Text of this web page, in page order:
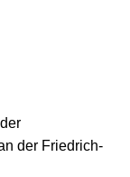
der Friedrich-